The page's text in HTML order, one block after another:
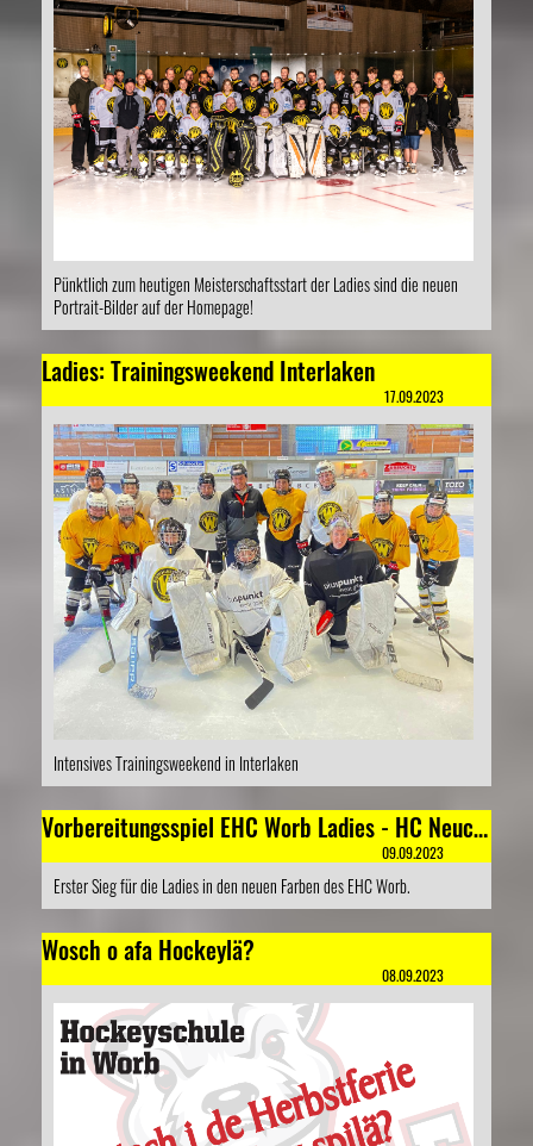
Pünktlich zum heutigen Meisterschaftsstart der Ladies sind die neuen
Portrait-Bilder auf der Homepage!
Ladies: Trainingsweekend Interlaken
17.09.2023
Intensives Trainingsweekend in Interlaken
Vorbereitungsspiel EHC Worb Ladies - HC Neuchâtel Hockey Academy 10:1
09.09.2023
Erster Sieg für die Ladies in den neuen Farben des EHC Worb.
Wosch o afa Hockeylä?
08.09.2023